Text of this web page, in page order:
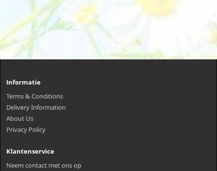
Informatie
Terms & Conditions
Delivery Information
About Us
Privacy Policy
Klantenservice
Neem contact met ons op